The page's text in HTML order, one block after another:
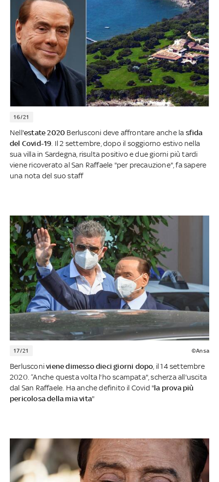
16/21
Nell'estate 2020 Berlusconi deve affrontare anche la sfida
del Covid-19 . Il 2 settembre, dopo il soggiorno estivo nella
sua villa in Sardegna, risulta positivo e due giorni più tardi
viene ricoverato al San Raffaele "per precauzione", fa sapere
una nota del suo staff
17/21 ©Ansa
Berlusconiviene dimesso dieci giorni dopo , il 14 settembre
2020. “Anche questa volta l'ho scampata", scherza all'uscita
dal San Raffaele. Ha anche definito il Covid "la prova più
pericolosa della mia vita"